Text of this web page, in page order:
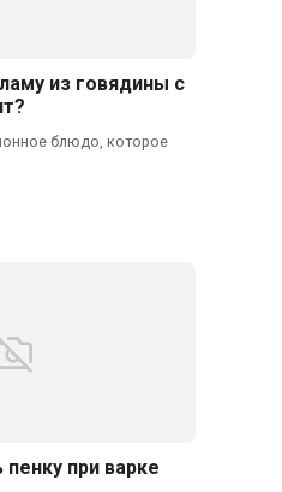
из говядины с
блюдо, которое
при варке